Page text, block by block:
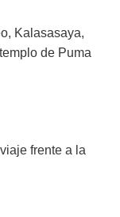
Kalasasaya,
de Puma
frente a la